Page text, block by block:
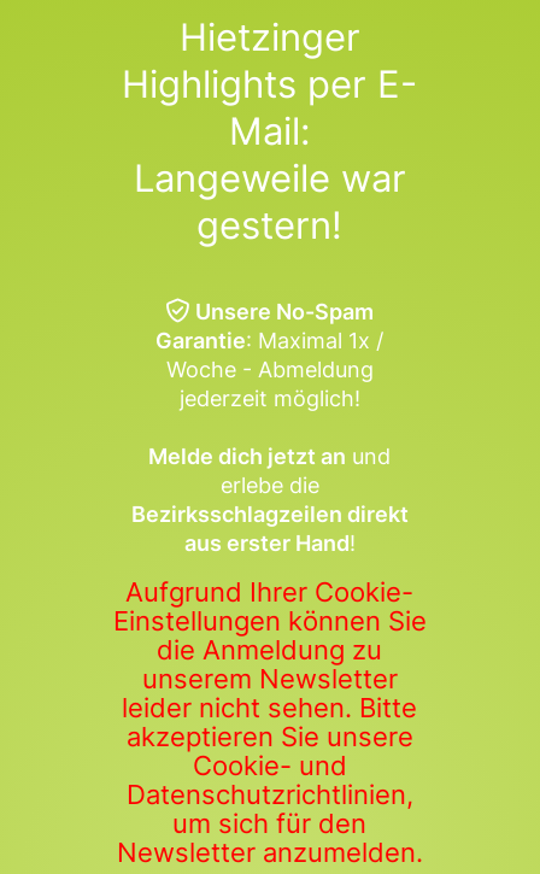
Hietzinger
Highlights per E-
Mail:
Langeweile war
gestern!
Unsere No-Spam
Garantie: Maximal 1x /
Woche - Abmeldung
jederzeit möglich!
Melde dich jetzt an und
erlebe die
Bezirksschlagzeilen direkt
aus erster Hand!
Aufgrund Ihrer Cookie-
Einstellungen können Sie
die Anmeldung zu
unserem Newsletter
leider nicht sehen. Bitte
akzeptieren Sie unsere
Cookie- und
Datenschutzrichtlinien,
um sich für den
Newsletter anzumelden.